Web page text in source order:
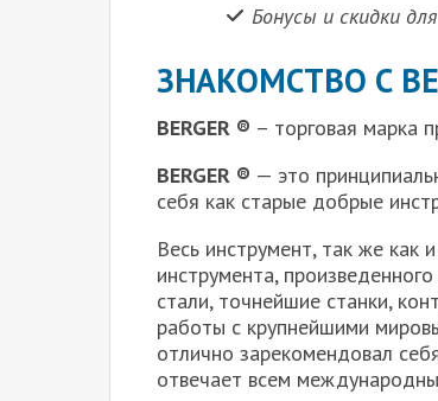
Бонусы и скидки
ЗНАКОМСТВО С
BERGER ® – торговая марка
BERGER ® — это
себя как старые добрые
Весь инструмент, так же как
инструмента,
стали, точнейшие станки,
работы с крупнейшими
отлично зарекомендовал
отвечает всем